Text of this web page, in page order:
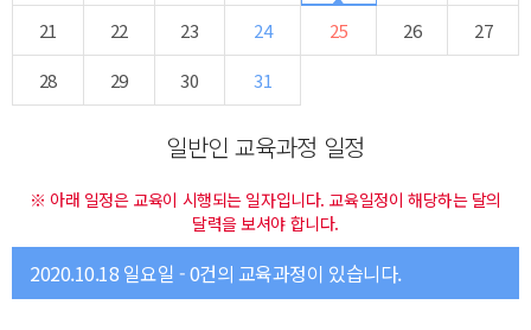
21
22 23 24 25 26
27
28
29 30 31
일반인 교육과정 일정
※ 아래 일정은 교육이 시행되는 일자입니다. 교육일정이 해당하는 달의
달력을 보셔야 합니다.
2020.10.18 일요일 - 0건의 교육과정이 있습니다.